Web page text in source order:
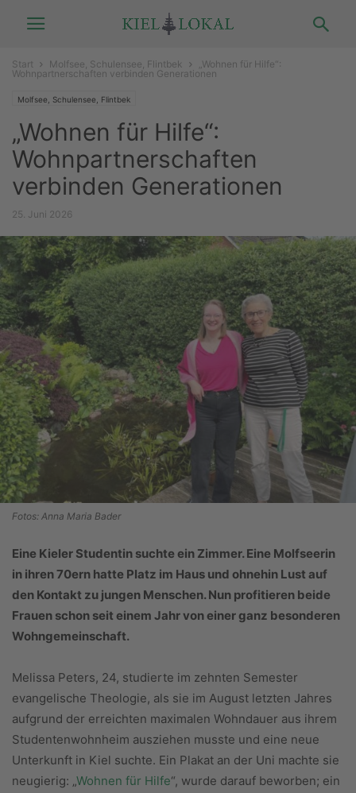
Start Molfsee, Schulensee, Flintbek
„Wohnen für Hilfe“:
Wohnpartnerschaften verbinden Generationen
Molfsee, Schulensee, Flintbek
„Wohnen für Hilfe“:
Wohnpartnerschaften
verbinden Generationen
25. Juni 2026
Fotos: Anna Maria Bader
Eine Kieler Studentin suchte ein Zimmer. Eine Molfseerin
in ihren 70ern hatte Platz im Haus und ohnehin Lust auf
den Kontakt zu jungen Menschen. Nun profitieren beide
Frauen schon seit einem Jahr von einer ganz besonderen
Wohngemeinschaft.
Melissa Peters, 24, studierte im zehnten Semester
evangelische Theologie, als sie im August letzten Jahres
aufgrund der erreichten maximalen Wohndauer aus ihrem
Studentenwohnheim ausziehen musste und eine neue
Unterkunft in Kiel suchte. Ein Plakat an der Uni machte sie
neugierig: „Wohnen für Hilfe“, wurde darauf beworben; ein